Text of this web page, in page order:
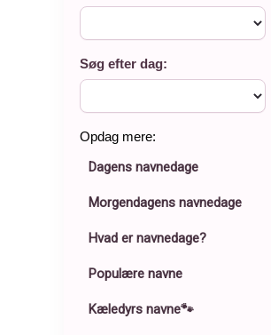
Søg efter dag:
Opdag mere:
Dagens navnedage
Morgendagens navnedage
Hvad er navnedage?
Populære navne
Kæledyrs navne🐾